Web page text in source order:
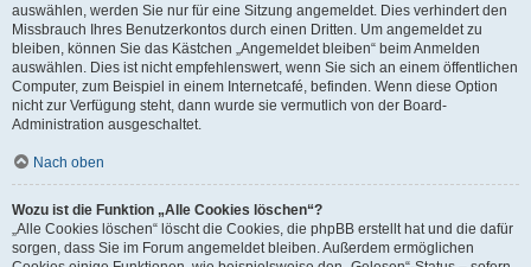
auswählen, werden Sie nur für eine Sitzung angemeldet. Dies verhindert den
Missbrauch Ihres Benutzerkontos durch einen Dritten. Um angemeldet zu
bleiben, können Sie das Kästchen „Angemeldet bleiben“ beim Anmelden
auswählen. Dies ist nicht empfehlenswert, wenn Sie sich an einem öffentlichen
Computer, zum Beispiel in einem Internetcafé, befinden. Wenn diese Option
nicht zur Verfügung steht, dann wurde sie vermutlich von der Board-
Administration ausgeschaltet.
Nach oben
Wozu ist die Funktion „Alle Cookies löschen“?
„Alle Cookies löschen“ löscht die Cookies, die phpBB erstellt hat und die dafür
sorgen, dass Sie im Forum angemeldet bleiben. Außerdem ermöglichen